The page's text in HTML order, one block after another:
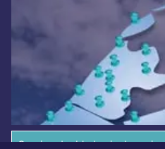
Overige dagbladen in de regio